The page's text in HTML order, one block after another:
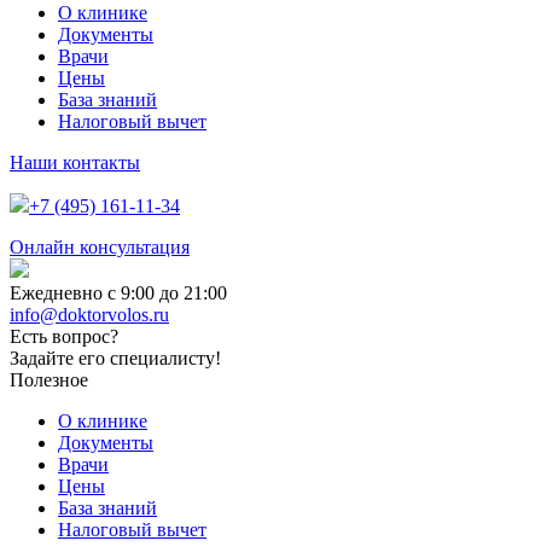
О клинике
Документы
Врачи
Цены
База знаний
Налоговый вычет
Наши контакты
+7 (495) 161-11-34
Онлайн консультация
Ежедневно с 9:00 до 21:00
info@doktorvolos.ru
Есть вопрос?
Задайте его специалисту!
Полезное
О клинике
Документы
Врачи
Цены
База знаний
Налоговый вычет